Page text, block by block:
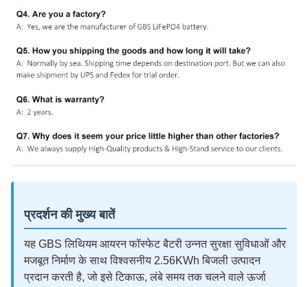
प्रदर्शन की मुख्य बातें
यह GBS लिथियम आयरन फॉस्फेट बैटरी उन्नत सुरक्षा सुविधाओं और
मजबूत निर्माण के साथ विश्वसनीय 2.56KWh बिजली उत्पादन
प्रदान करती है, जो इसे टिकाऊ, लंबे समय तक चलने वाले ऊर्जा